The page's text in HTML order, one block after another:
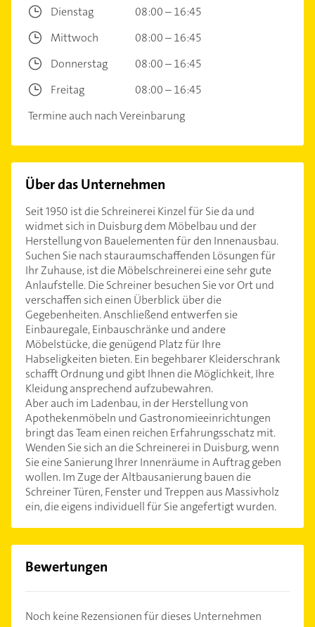
Dienstag
08:00 – 16:45
Mittwoch
08:00 – 16:45
Donnerstag
08:00 – 16:45
Freitag
08:00 – 16:45
Termine auch nach Vereinbarung
Über das Unternehmen
Seit 1950 ist die Schreinerei Kinzel für Sie da und
widmet sich in Duisburg dem Möbelbau und der
Herstellung von Bauelementen für den Innenausbau.
Suchen Sie nach stauraumschaffenden Lösungen für
Ihr Zuhause, ist die Möbelschreinerei eine sehr gute
Anlaufstelle. Die Schreiner besuchen Sie vor Ort und
verschaffen sich einen Überblick über die
Gegebenheiten. Anschließend entwerfen sie
Einbauregale, Einbauschränke und andere
Möbelstücke, die genügend Platz für Ihre
Habseligkeiten bieten. Ein begehbarer Kleiderschrank
schafft Ordnung und gibt Ihnen die Möglichkeit, Ihre
Kleidung ansprechend aufzubewahren.
Aber auch im Ladenbau, in der Herstellung von
Apothekenmöbeln und Gastronomieeinrichtungen
bringt das Team einen reichen Erfahrungsschatz mit.
Wenden Sie sich an die Schreinerei in Duisburg, wenn
Sie eine Sanierung Ihrer Innenräume in Auftrag geben
wollen. Im Zuge der Altbausanierung bauen die
Schreiner Türen, Fenster und Treppen aus Massivholz
ein, die eigens individuell für Sie angefertigt wurden.
Bewertungen
Noch keine Rezensionen für dieses Unternehmen